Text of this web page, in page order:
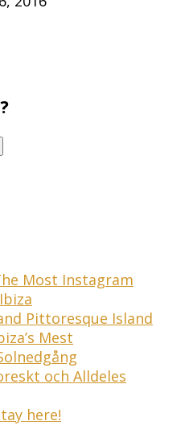
Most Instagram
Pittoresque Island
Mest
och Alldeles
here!